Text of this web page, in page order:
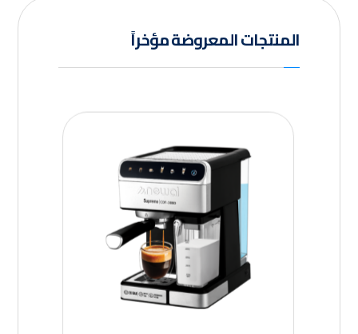
المنتجات المعروضة مؤخراً